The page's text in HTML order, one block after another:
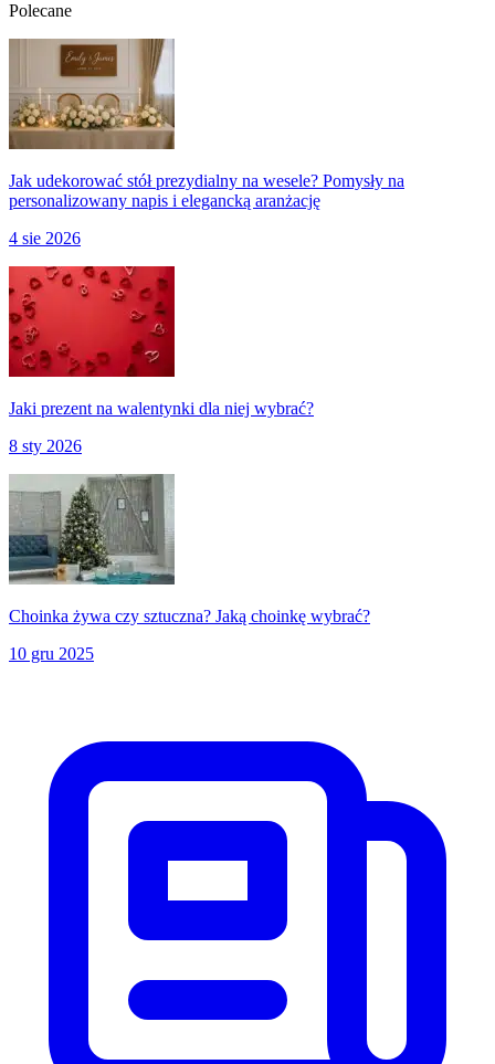
Polecane
Jak udekorować stół prezydialny na wesele? Pomysły na
personalizowany napis i elegancką aranżację
4 sie 2026
Jaki prezent na walentynki dla niej wybrać?
8 sty 2026
Choinka żywa czy sztuczna? Jaką choinkę wybrać?
10 gru 2025